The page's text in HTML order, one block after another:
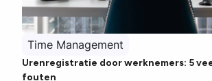
Time Management
Urenregistratie door werknemers: 5
fouten